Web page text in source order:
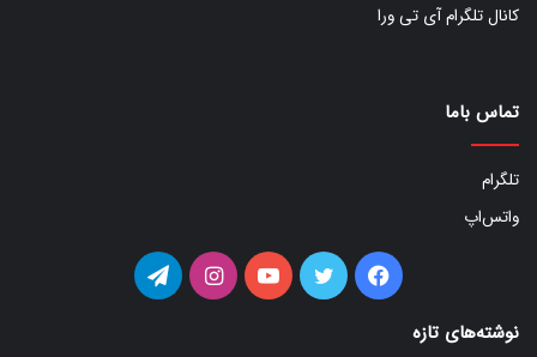
کانال تلگرام آی تی ورا
تماس باما
تلگرام
واتس‌اپ
فیس توییتر یوتیوب اینستاگرامتلگرام
نوشته‌های تازه